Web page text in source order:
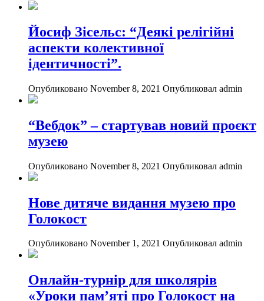
Йосиф Зісельс: “Деякі релігійні
аспекти колективної
ідентичності”.
Опубликовано November 8, 2021 Опубликовал admin
“Вебдок” – стартував новий проєкт
музею
Опубликовано November 8, 2021 Опубликовал admin
Нове дитяче видання музею про
Голокост
Опубликовано November 1, 2021 Опубликовал admin
Онлайн-турнір для школярів
«Уроки пам’яті про Голокост на